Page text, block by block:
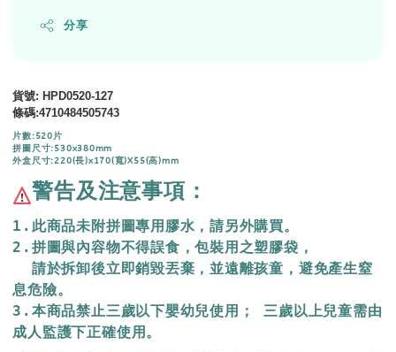
分享
貨號: HPD0520-127
條碼:4710484505743
片數:520片
拼圖尺寸:530x380mm
外盒尺寸:220(長)x170(寬)X55(高)mm
警告及注意事項：
1.此商品未附拼圖專用膠水，請另外購買。
2.拼圖與內容物不得誤食，包裝用之塑膠袋，
  請於拆卸後立即銷毀丟棄，
並遠離孩童，避免產生窒
息危險。
3.本商品禁止三歲以下嬰幼兒使用； 三歲以上兒童需由
成人監護下正確使用。